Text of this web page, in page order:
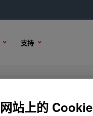
支持
Rubber
站上的 Cookie